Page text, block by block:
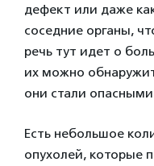
дефект или даже
соседние органы,
речь тут идет о
их можно
они стали
Есть небольшое
опухолей, которые